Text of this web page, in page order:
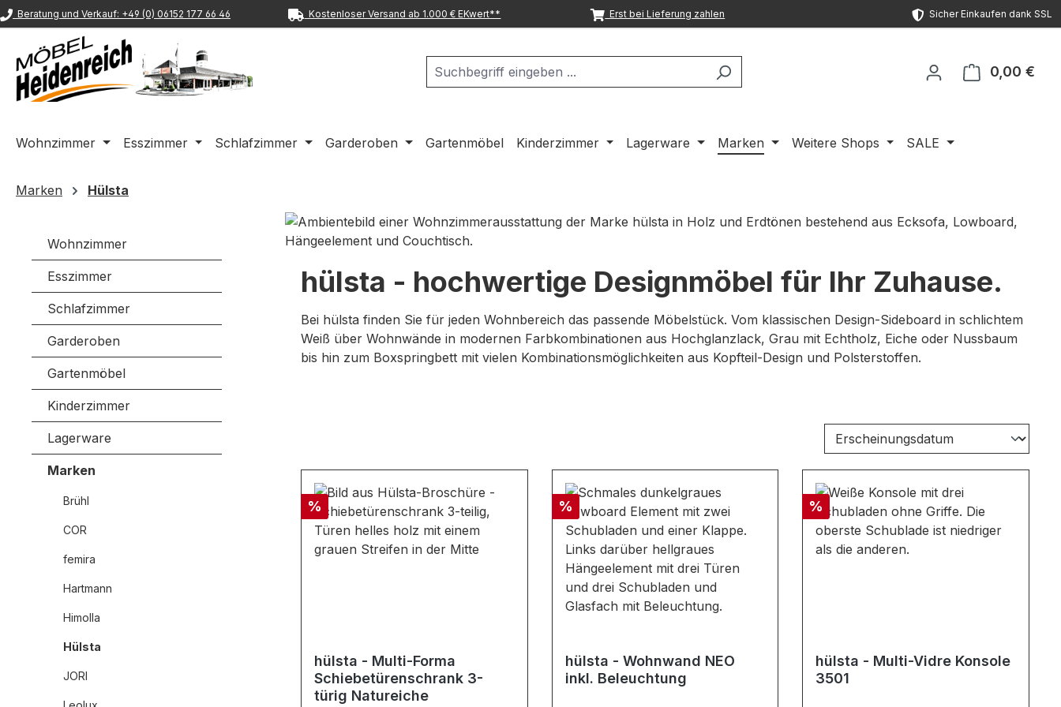
Hauptinhalt springen
Zur Suche springen
Zur Hauptnavigation springen
Beratung und Verkauf: +49 (0) 06152 177 66 46 Kostenloser Versand ab 1.000 € EKwert** Erst bei Lieferung zahlen Sicher Einkaufen dank SSL
0,00 €
Wohnzimmer Esszimmer Schlafzimmer Garderoben Gartenmöbel Kinderzimmer Lagerware Marken Weitere Shops SALE
Marken Hülsta
Wohnzimmer
Esszimmer
Schlafzimmer
Garderoben
Gartenmöbel
Kinderzimmer
Lagerware
Marken
Brühl
COR
femira
Hartmann
Himolla
Hülsta
JORI
hülsta - hochwertige Designmöbel für Ihr Zuhause.
Bei hülsta finden Sie für jeden Wohnbereich das passende Möbelstück. Vom klassischen Design-Sideboard in schlichtem
Weiß über Wohnwände in modernen Farbkombinationen aus Hochglanzlack, Grau mit Echtholz, Eiche oder Nussbaum
bis hin zum Boxspringbett mit vielen Kombinationsmöglichkeiten aus Kopfteil-Design und Polsterstoffen.
Rabatt
%
hülsta - Multi-Forma
Schiebetürenschrank 3-
türig Natureiche
Rabatt
%
hülsta - Wohnwand NEO
inkl. Beleuchtung
Rabatt
%
hülsta - Multi-Vidre Konsole
3501